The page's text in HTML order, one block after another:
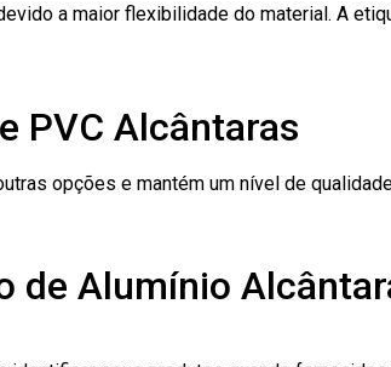
a maior flexibilidade do material. A
PVC Alcântaras
opções e mantém um nível de
de Alumínio